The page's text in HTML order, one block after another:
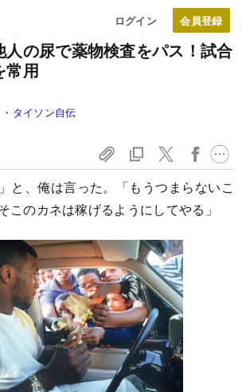
ログイン
人の尿で薬物検査をパス！試合
常用
タイソン自伝
と、俺は言った。「もうつまらないこ
このカネは稼げるようにしてやる」